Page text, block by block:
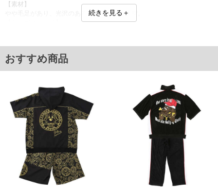
【素材】
やや毛足があり、光沢のあるポリエステル素材。
パンツ：前開きファスナー／サイドポケット／バックポケット(マジック
■サイズ表
[トップス]
サイズ/バスト/総丈/裾周り/肩幅/袖丈/アームホール/袖口
3L/136/78/136/60/61/62/28
4L/146/80/146/62/62/66/29
5L/156/82/156/64/63/70/30
6L/166/84/166/66/64/74/31
[ボトム]
サイズ/ウエスト/股下/わたり幅/ヒップ/総丈
3L/95～110/78/42/135/114
4L/105～120/78/44/145/116
続きを見る＋
おすすめ商品